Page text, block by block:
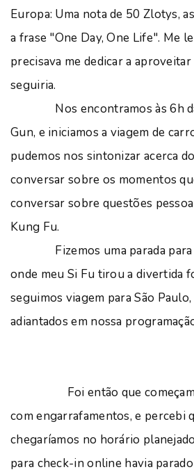
Europa: Uma nota de 50 Zlotys,
a frase "One Day, One Life". Me
precisava me dedicar a
seguiria.
Nos encontramos às 6h da
Gun, e iniciamos a viagem de
pudemos nos sintonizar acerca
conversar sobre os momentos
conversar sobre questões
Kung Fu.
Fizemos uma parada para o
onde meu Si Fu tirou a divertida
seguimos viagem para São
adiantados em nossa
Foi então que
com engarrafamentos, e percebi
chegaríamos no horário
para check-in online havia